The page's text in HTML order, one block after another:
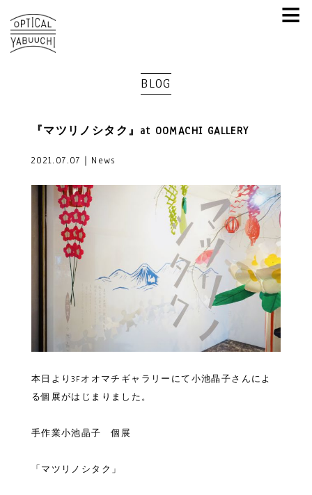
≡
BLOG
『マツリノシタク』at OOMACHI GALLERY
2021.07.07｜News
本日より3Fオオマチギャラリーにて小池晶子さんによ
る個展がはじまりました。
手作業小池晶子 個展
「マツリノシタク」